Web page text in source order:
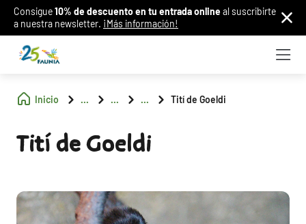
Consigue10% de descuento en tu entrada onlineal suscribirte
a nuestra newsletter. ¡Más información!
Inicio ... ... ... Tití de Goeldi
Tití de Goeldi